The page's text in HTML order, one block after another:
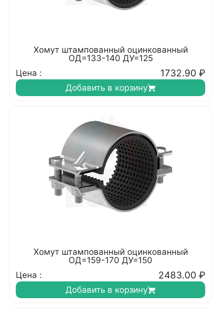
Хомут штампованный оцинкованный
ОД=133-140 ДУ=125
Цена :
1732.90 ₽
Добавить в корзину
Хомут штампованный оцинкованный
ОД=159-170 ДУ=150
Цена :
2483.00 ₽
Добавить в корзину